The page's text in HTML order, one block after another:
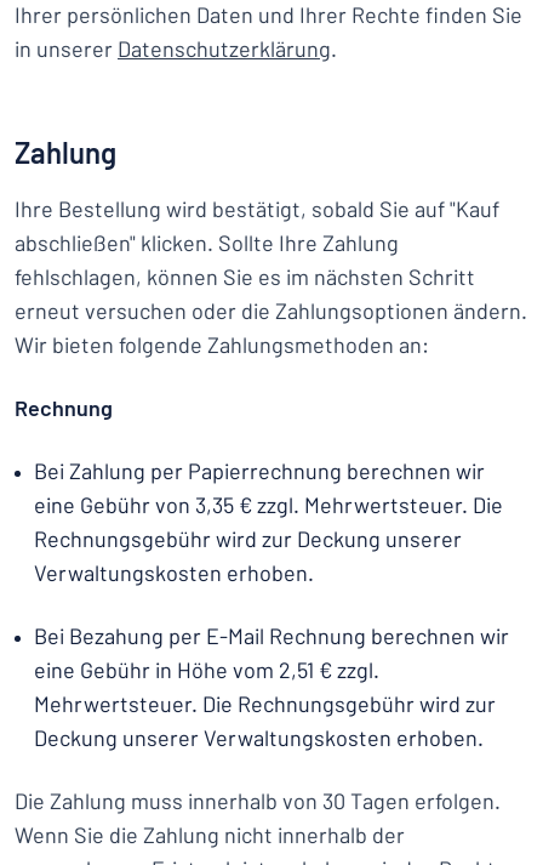
Ihrer persönlichen Daten und Ihrer Rechte finden Sie
in unserer Datenschutzerklärung.
Zahlung
Ihre Bestellung wird bestätigt, sobald Sie auf "Kauf
abschließen" klicken. Sollte Ihre Zahlung
fehlschlagen, können Sie es im nächsten Schritt
erneut versuchen oder die Zahlungsoptionen ändern.
Wir bieten folgende Zahlungsmethoden an:
Rechnung
Bei Zahlung per Papierrechnung berechnen wir
eine Gebühr von 3,35 € zzgl. Mehrwertsteuer. Die
Rechnungsgebühr wird zur Deckung unserer
Verwaltungskosten erhoben.
Bei Bezahung per E-Mail Rechnung berechnen wir
eine Gebühr in Höhe vom 2,51 € zzgl.
Mehrwertsteuer. Die Rechnungsgebühr wird zur
Deckung unserer Verwaltungskosten erhoben.
Die Zahlung muss innerhalb von 30 Tagen erfolgen.
Wenn Sie die Zahlung nicht innerhalb der